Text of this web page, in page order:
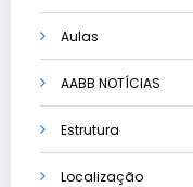
Aulas
AABB NOTÍCIAS
Estrutura
Localização